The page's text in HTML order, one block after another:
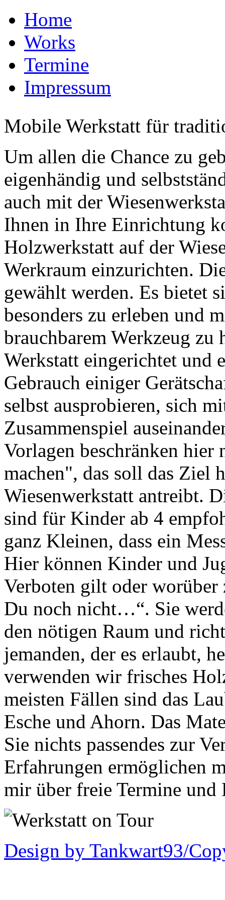
Home
Works
Termine
Impressum
Mobile Werkstatt für
Um allen die Chance zu
eigenhändig und
auch mit der
Ihnen in Ihre Einrichtung
Holzwerkstatt auf der
Werkraum einzurichten.
gewählt werden. Es bietet
besonders zu erleben und
brauchbarem Werkzeug zu
Werkstatt eingerichtet und
Gebrauch einiger
selbst ausprobieren, sich
Zusammenspiel
Vorlagen beschränken
machen", das soll das Ziel
Wiesenwerkstatt antreibt.
sind für Kinder ab 4
ganz Kleinen, dass ein
Hier können Kinder und
Verboten gilt oder worüber
Du noch nicht…“. Sie
den nötigen Raum und
jemanden, der es erlaubt,
verwenden wir frisches
meisten Fällen sind das
Esche und Ahorn. Das
Sie nichts passendes zur
Erfahrungen ermöglichen
mir über freie Termine und
Design by Tankwart93/